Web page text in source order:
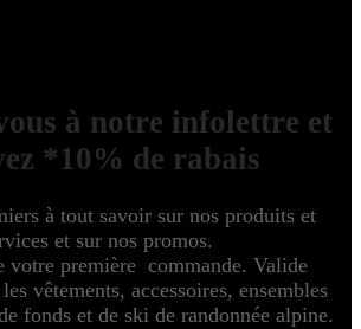
à notre infolettre et
*10% de rabais
à tout savoir sur nos produits et
et sur nos promos.
votre première commande. Valide
vêtements, accessoires, ensembles
fonds et de ski de randonnée alpine.